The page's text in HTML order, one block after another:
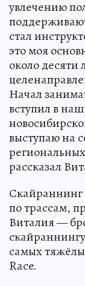
увлечению
стал
это моя
около десяти
Начал
вступил в
выступаю на
рассказал
Скайраннинг
по трассам,
Виталия —
самых
Race.